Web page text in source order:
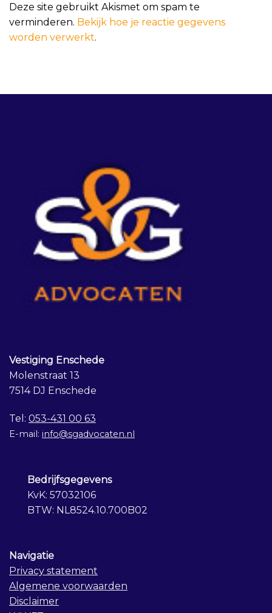
Deze site gebruikt Akismet om spam te
verminderen. Bekijk hoe je reactie gegevens
worden verwerkt.
Vestiging Enschede
Molenstraat 13
7514 DJ Enschede
Tel: 053-431 00 63
E-mail: info@sgadvocaten.nl
Bedrijfsgegevens
KvK: 57032106
BTW: NL8524.10.700B02
Navigatie
Privacy statement
Algemene voorwaarden
Disclaimer